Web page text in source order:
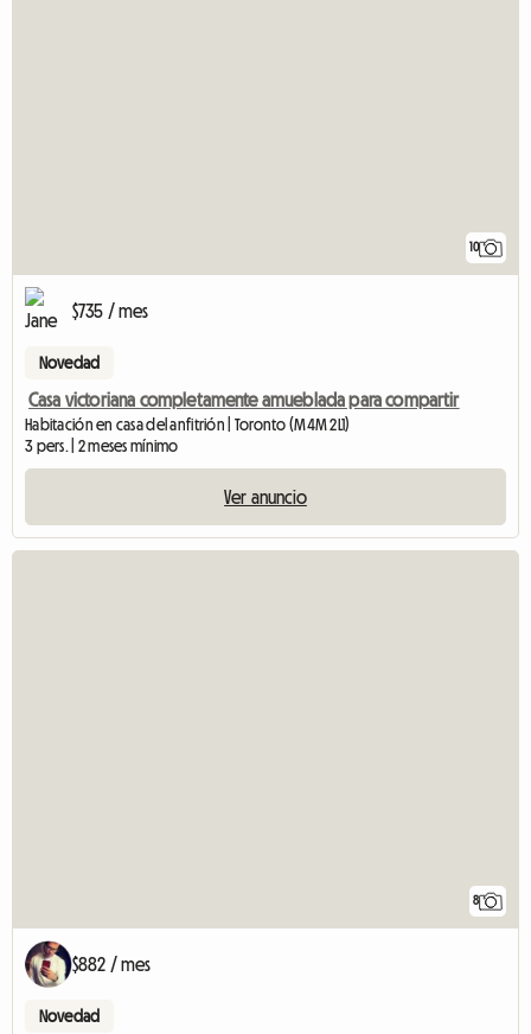
10
$735 / mes
Novedad
Casa victoriana completamente amueblada para compartir
Habitación en casa del anfitrión | Toronto (M4M 2L1)
3 pers. | 2 meses mínimo
Ver anuncio
8
$882 / mes
Novedad